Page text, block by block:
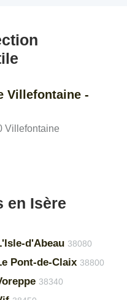
Villefontaine -
Villefontaine
en Isère
d'Abeau 38080
Pont-de-Claix 38800
38340